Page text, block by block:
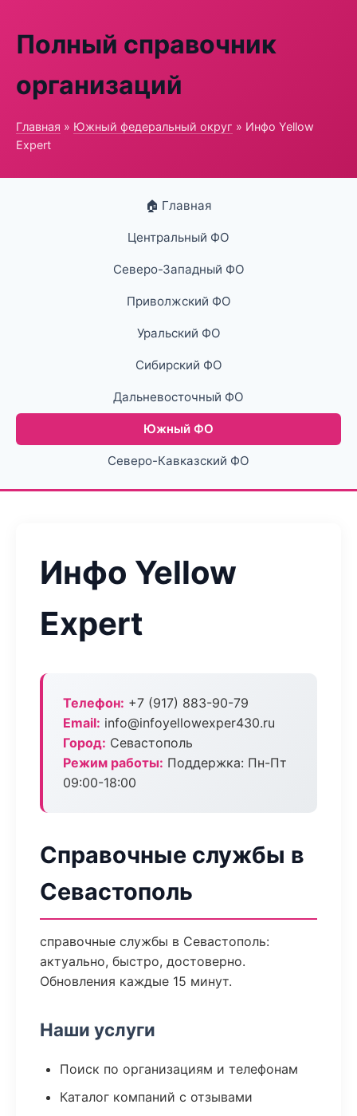
Полный справочник
организаций
Главная » Южный федеральный округ » Инфо Yellow
Expert
🏠 Главная
Центральный ФО
Северо-Западный ФО
Приволжский ФО
Уральский ФО
Сибирский ФО
Дальневосточный ФО
Южный ФО
Северо-Кавказский ФО
Инфо Yellow
Expert
Телефон: +7 (917) 883-90-79
Email: info@infoyellowexper430.ru
Город: Севастополь
Режим работы: Поддержка: Пн-Пт
09:00-18:00
Справочные службы в
Севастополь
справочные службы в Севастополь:
актуально, быстро, достоверно.
Обновления каждые 15 минут.
Наши услуги
Поиск по организациям и телефонам
Каталог компаний с отзывами